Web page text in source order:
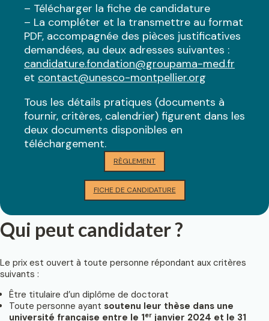
– Télécharger la fiche de candidature
– La compléter et la transmettre au format
PDF, accompagnée des pièces justificatives
demandées, au deux adresses suivantes :
candidature.fondation@groupama-med.fr
et contact@unesco-montpellier.org
Tous les détails pratiques (documents à
fournir, critères, calendrier) figurent dans les
deux documents disponibles en
téléchargement.
RÈGLEMENT
FICHE DE CANDIDATURE
Qui peut candidater ?
Le prix est ouvert à toute personne répondant aux critères
suivants :
Être titulaire d’un diplôme de doctorat
Toute personne ayant soutenu leur thèse dans une
université française entre le 1er janvier 2024 et le 31